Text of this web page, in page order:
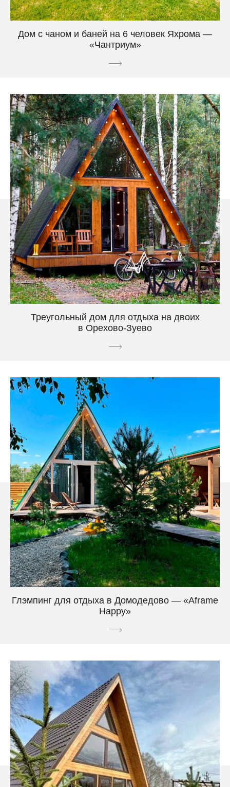
Дом с чаном и баней на 6 человек Яхрома —
«Чантриум»
Треугольный дом для отдыха на двоих
в Орехово-Зуево
Глэмпинг для отдыха в Домодедово — «Aframe
Happy»